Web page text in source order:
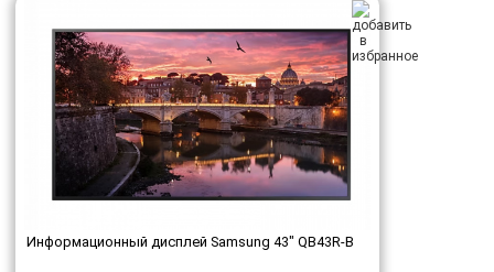
Информационный дисплей Samsung 43" QB43R-B